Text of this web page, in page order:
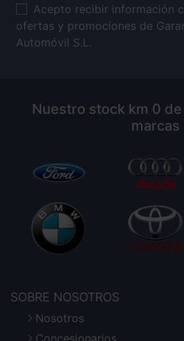
Acepto recibir información
ofertas y promociones de
Automóvil S.L.
Nuestro stock km 0
marcas
SOBRE NOSOTROS
Nosotros